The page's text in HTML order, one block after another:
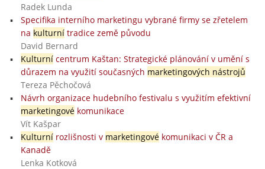
Radek Lunda
Specifika interního marketingu vybrané firmy se zřetelem
na kulturnítradice země původu
David Bernard
Kulturnícentrum Kaštan: Strategické plánování v umění s
důrazem na využití současných marketingových nástrojů
Tereza Pěchočová
Návrh organizace hudebního festivalu s využitím efektivní
marketingovékomunikace
Vít Kašpar
Kulturnírozlišnosti v marketingovékomunikaci v ČR a
Kanadě
Lenka Kotková